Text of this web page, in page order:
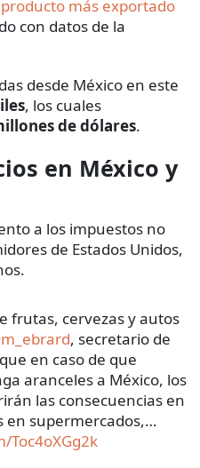
más exportado
con datos de la
desde México en este
, los cuales
de dólares.
en México y
a los impuestos no
de Estados Unidos,
frutas, cervezas y autos
, secretario de
en caso de que
aranceles a México, los
las consecuencias en
en supermercados,…
Toc4oXGg2k